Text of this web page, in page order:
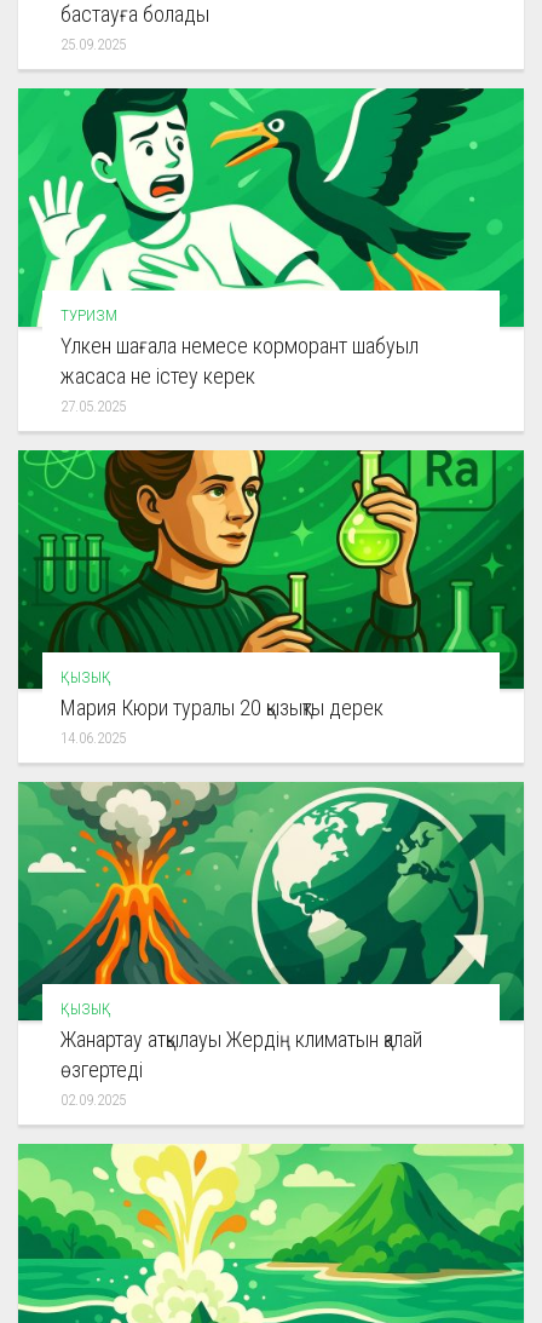
бастауға болады
25.09.2025
ТУРИЗМ
Үлкен шағала немесе корморант шабуыл
жасаса не істеу керек
27.05.2025
ҚЫЗЫҚ
Мария Кюри туралы 20 қызықты дерек
14.06.2025
ҚЫЗЫҚ
Жанартау атқылауы Жердің климатын қалай
өзгертеді
02.09.2025